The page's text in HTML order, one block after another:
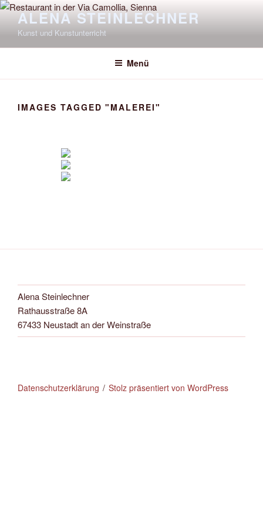
Zum
Inhalt
springen
ALENA STEINLECHNER
Kunst und Kunstunterricht
Menü
IMAGES TAGGED "MALEREI"
Alena Steinlechner
Rathausstraße 8A
67433 Neustadt an der Weinstraße
Datenschutzerklärung Stolz präsentiert von WordPress